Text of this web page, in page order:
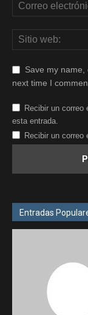
Save my
next time I
Recibir un correo
esta entrada.
Recibir un correo
Entradas